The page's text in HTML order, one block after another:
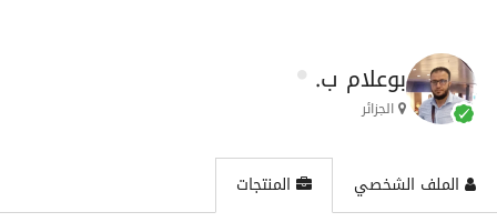
بوعلام ب.
الجزائر
الملف الشخصي المنتجات